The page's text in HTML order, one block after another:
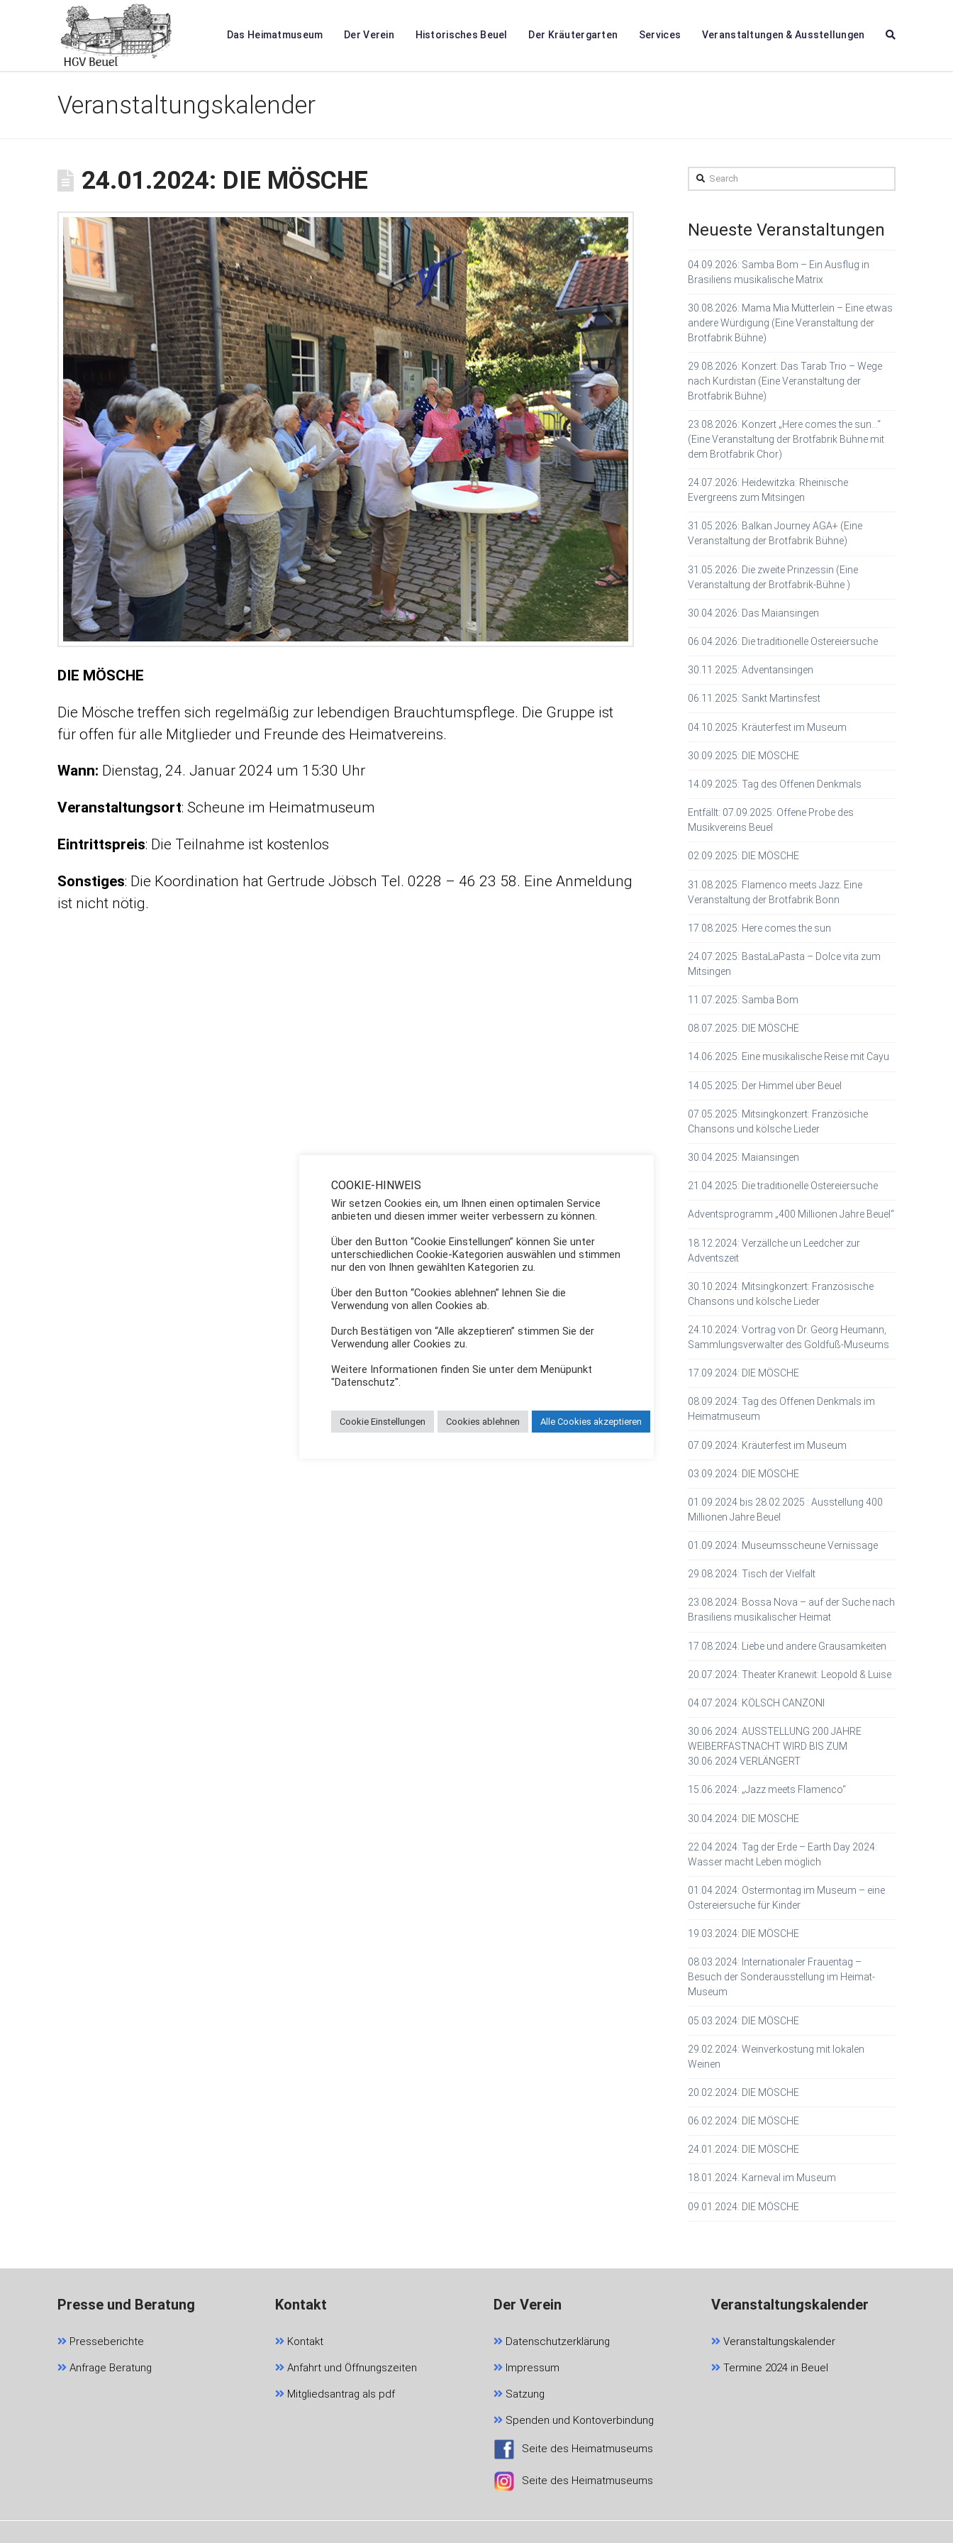
Das Heimatmuseum Der Verein Historisches Beuel Der Kräutergarten Services Veranstaltungen & Ausstellungen
Veranstaltungskalender
24.01.2024: DIE MÖSCHE
DIE MÖSCHE
Die Mösche treffen sich regelmäßig zur lebendigen Brauchtumspflege. Die Gruppe ist
für offen für alle Mitglieder und Freunde des Heimatvereins.
Wann: Dienstag, 24. Januar 2024 um 15:30 Uhr
Veranstaltungsort: Scheune im Heimatmuseum
Eintrittspreis: Die Teilnahme ist kostenlos
Sonstiges: Die Koordination hat Gertrude Jöbsch Tel. 0228 – 46 23 58. Eine Anmeldung
ist nicht nötig.
Search
Neueste Veranstaltungen
04.09.2026: Samba Bom – Ein Ausflug in
Brasiliens musikalische Matrix
30.08.2026: Mama Mia Mütterlein – Eine etwas
andere Würdigung (Eine Veranstaltung der
Brotfabrik Bühne)
29.08.2026: Konzert: Das Tarab Trio – Wege
nach Kurdistan (Eine Veranstaltung der
Brotfabrik Bühne)
23.08.2026: Konzert „Here comes the sun…“
(Eine Veranstaltung der Brotfabrik Bühne mit
dem Brotfabrik Chor)
24.07.2026: Heidewitzka: Rheinische
Evergreens zum Mitsingen
31.05.2026: Balkan Journey AGA+ (Eine
Veranstaltung der Brotfabrik Bühne)
31.05.2026: Die zweite Prinzessin (Eine
Veranstaltung der Brotfabrik-Bühne )
30.04.2026: Das Maiansingen
06.04.2026: Die traditionelle Ostereiersuche
30.11.2025: Adventansingen
06.11.2025: Sankt Martinsfest
04.10.2025: Kräuterfest im Museum
30.09.2025: DIE MÖSCHE
14.09.2025: Tag des Offenen Denkmals
Entfällt: 07.09.2025: Offene Probe des
Musikvereins Beuel
02.09.2025: DIE MÖSCHE
31.08.2025: Flamenco meets Jazz. Eine
Veranstaltung der Brotfabrik Bonn
17.08.2025: Here comes the sun
24.07.2025: BastaLaPasta – Dolce vita zum
Mitsingen
11.07.2025: Samba Bom
08.07.2025: DIE MÖSCHE
14.06.2025: Eine musikalische Reise mit Cayu
14.05.2025: Der Himmel über Beuel
07.05.2025: Mitsingkonzert: Französiche
Chansons und kölsche Lieder
30.04.2025: Maiansingen
21.04.2025: Die traditionelle Ostereiersuche
Adventsprogramm „400 Millionen Jahre Beuel“
18.12.2024: Verzällche un Leedcher zur
Adventszeit
30.10.2024: Mitsingkonzert: Französische
Chansons und kölsche Lieder
24.10.2024: Vortrag von Dr. Georg Heumann,
Sammlungsverwalter des Goldfuß-Museums
17.09.2024: DIE MÖSCHE
08.09.2024: Tag des Offenen Denkmals im
Heimatmuseum
07.09.2024: Kräuterfest im Museum
03.09.2024: DIE MÖSCHE
01.09.2024 bis 28.02.2025 : Ausstellung 400
Millionen Jahre Beuel
01.09.2024: Museumsscheune Vernissage
29.08.2024: Tisch der Vielfalt
23.08.2024: Bossa Nova – auf der Suche nach
Brasiliens musikalischer Heimat
17.08.2024: Liebe und andere Grausamkeiten
20.07.2024: Theater Kranewit: Leopold & Luise
04.07.2024: KÖLSCH CANZONI
30.06.2024: AUSSTELLUNG 200 JAHRE
WEIBERFASTNACHT WIRD BIS ZUM
30.06.2024 VERLÄNGERT
15.06.2024: „Jazz meets Flamenco“
30.04.2024: DIE MÖSCHE
22.04.2024: Tag der Erde – Earth Day 2024:
Wasser macht Leben möglich
01.04.2024: Ostermontag im Museum – eine
Ostereiersuche für Kinder
19.03.2024: DIE MÖSCHE
08.03.2024: Internationaler Frauentag –
Besuch der Sonderausstellung im Heimat-
Museum
05.03.2024: DIE MÖSCHE
29.02.2024: Weinverkostung mit lokalen
Weinen
20.02.2024: DIE MÖSCHE
06.02.2024: DIE MÖSCHE
24.01.2024: DIE MÖSCHE
18.01.2024: Karneval im Museum
09.01.2024: DIE MÖSCHE
Presse und Beratung
Presseberichte
Anfrage Beratung
Kontakt
Kontakt
Anfahrt und Öffnungszeiten
Mitgliedsantrag als pdf
Der Verein
Datenschutzerklärung
Impressum
Satzung
Spenden und Kontoverbindung
Seite des Heimatmuseums
Seite des Heimatmuseums
Veranstaltungskalender
Veranstaltungskalender
Termine 2024 in Beuel
COOKIE-HINWEIS
Wir setzen Cookies ein, um Ihnen einen optimalen Service
anbieten und diesen immer weiter verbessern zu können.
Über den Button “Cookie Einstellungen” können Sie unter
unterschiedlichen Cookie-Kategorien auswählen und stimmen
nur den von Ihnen gewählten Kategorien zu.
Über den Button “Cookies ablehnen” lehnen Sie die
Verwendung von allen Cookies ab.
Durch Bestätigen von “Alle akzeptieren” stimmen Sie der
Verwendung aller Cookies zu.
Weitere Informationen finden Sie unter dem Menüpunkt
"Datenschutz".
Cookie Einstellungen Cookies ablehnen Alle Cookies akzeptieren